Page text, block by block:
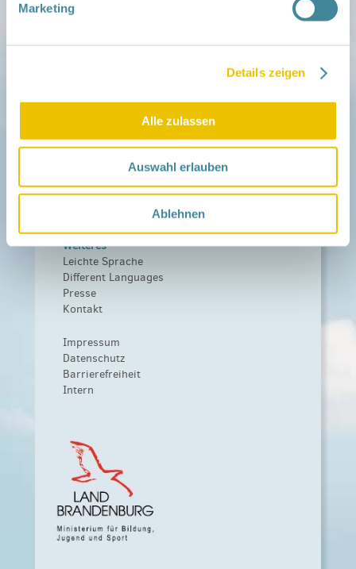
Marketing
Details zeigen
Alle zulassen
Auswahl erlauben
Ablehnen
Netzwerk-Nachrichten
Das Familienhandbuch
Kooperationen
Förderer werden / Spenden
Weiteres
Leichte Sprache
Different Languages
Presse
Kontakt
Impressum
Datenschutz
Barrierefreiheit
Intern